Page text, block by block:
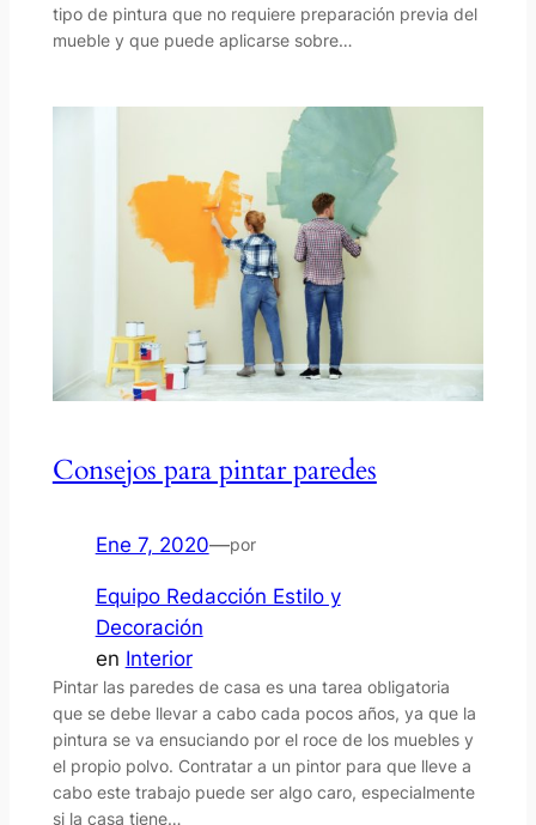
tipo de pintura que no requiere preparación previa del
mueble y que puede aplicarse sobre…
Consejos para pintar paredes
Ene 7, 2020—por
Equipo Redacción Estilo y
Decoración
en Interior
Pintar las paredes de casa es una tarea obligatoria
que se debe llevar a cabo cada pocos años, ya que la
pintura se va ensuciando por el roce de los muebles y
el propio polvo. Contratar a un pintor para que lleve a
cabo este trabajo puede ser algo caro, especialmente
si la casa tiene…